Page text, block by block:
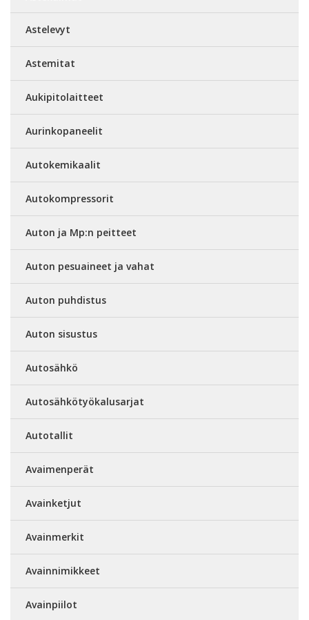
Astelevyt
Astemitat
Aukipitolaitteet
Aurinkopaneelit
Autokemikaalit
Autokompressorit
Auton ja Mp:n peitteet
Auton pesuaineet ja vahat
Auton puhdistus
Auton sisustus
Autosähkö
Autosähkötyökalusarjat
Autotallit
Avaimenperät
Avainketjut
Avainmerkit
Avainnimikkeet
Avainpiilot